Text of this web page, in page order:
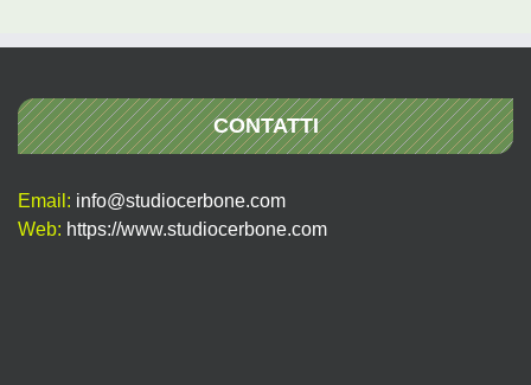
CONTATTI
Email: info@studiocerbone.com
Web: https://www.studiocerbone.com